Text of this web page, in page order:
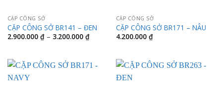
CẶP CÔNG SỞ
CẶP CÔNG SỞ BR141 – ĐEN
2.900.000 ₫ – 3.200.000 ₫Khoảng
giá:
đến
3.200.000 ₫
CẶP CÔNG SỞ
CẶP CÔNG SỞ BR171 – NÂU
4.200.000 ₫